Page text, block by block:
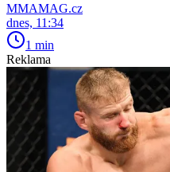
MMAMAG.cz
dnes, 11:34
1 min
Reklama